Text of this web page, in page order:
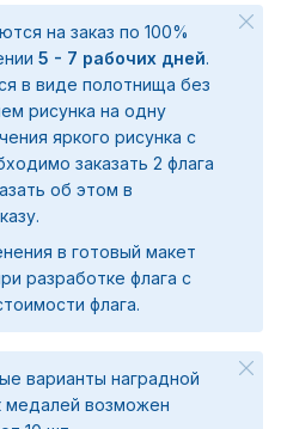
на заказ по 100%
5 - 7 рабочих дней.
в виде полотнища без
рисунка на одну
яркого рисунка с
заказать 2 флага
об этом в
в готовый макет
разработке флага с
флага.
варианты наградной
медалей возможен